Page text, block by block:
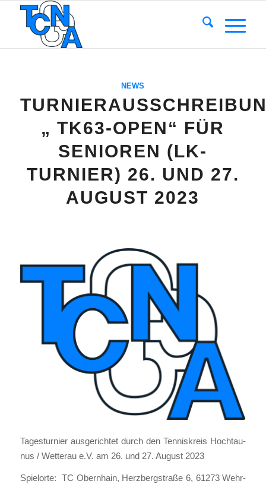
NEWS
„ TK63-OPEN“ FÜR
SENIOREN (LK-
TURNIER) 26. UND 27.
AUGUST 2023
Tages­tur­nier aus­ge­rich­tet durch den Ten­nis­kreis Hoch­tau­
nus / Wet­ter­au e.V. am 26. und 27. August 2023
Spiel­or­te: TC Obern­hain, Herz­berg­stra­ße 6, 61273 Wehr­